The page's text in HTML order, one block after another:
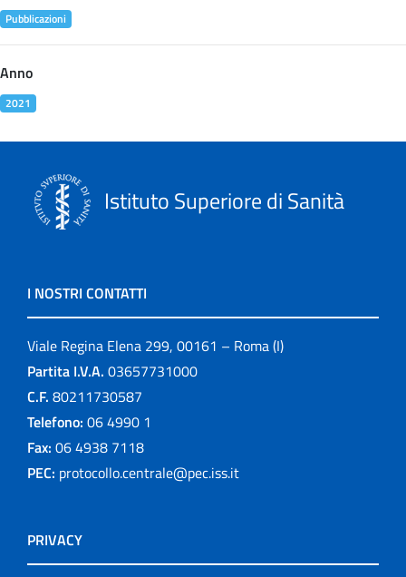
Pubblicazioni
Anno
2021
Istituto Superiore di Sanità
I NOSTRI CONTATTI
Viale Regina Elena 299, 00161 – Roma (I)
Partita I.V.A. 03657731000
C.F. 80211730587
Telefono: 06 4990 1
Fax: 06 4938 7118
PEC: protocollo.centrale@pec.iss.it
PRIVACY